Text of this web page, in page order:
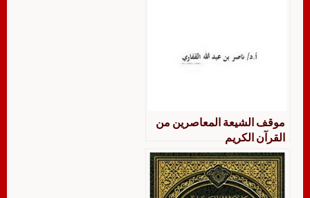
موقف الشيعة المعاصرين من
القرآن الكريم